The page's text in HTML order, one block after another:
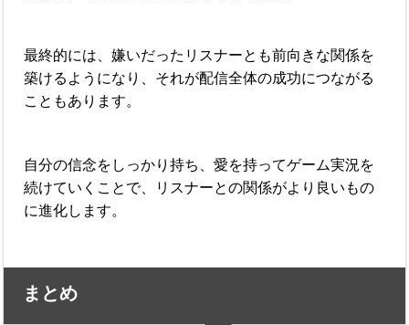
最終的には、嫌いだったリスナーとも前向きな関係を
築けるようになり、それが配信全体の成功につながる
こともあります。
自分の信念をしっかり持ち、愛を持ってゲーム実況を
続けていくことで、リスナーとの関係がより良いもの
に進化します。
まとめ